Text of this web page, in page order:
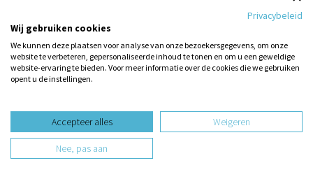
verschillende meningen. De meeste dominees
zijn tegen het dragen van een legging.
Natuurlijk snap ik het heel goed!...
Geen reacties 08-10-2015
design website door
website-ontwikkeling door
een vraag
Privacybeleid
Wij gebruiken cookies
We kunnen deze plaatsen voor analyse van onze bezoekersgegevens, om onze
website te verbeteren, gepersonaliseerde inhoud te tonen en om u een geweldige
website-ervaring te bieden. Voor meer informatie over de cookies die we gebruiken
opent u de instellingen.
Accepteer alles Weigeren
Nee, pas aan